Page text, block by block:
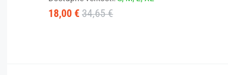
18,00 € 34,65 €